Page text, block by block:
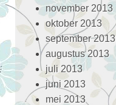
november 2013
oktober 2013
september 2013
augustus 2013
juli 2013
juni 2013
mei 2013